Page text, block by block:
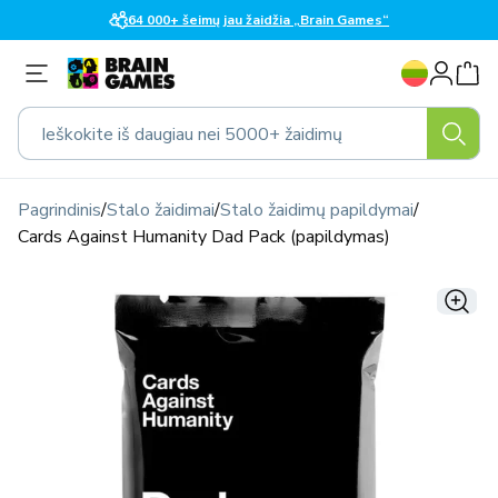
turinį
64 000+ šeimų jau žaidžia „Brain Games“
Ieškokite iš daugiau nei 5000+ žaidimų
K
a
b
a
Prisijungti
Pagrindinis/Stalo žaidimai/Stalo žaidimų papildymai/
Cards Against Humanity Dad Pack (papildymas)